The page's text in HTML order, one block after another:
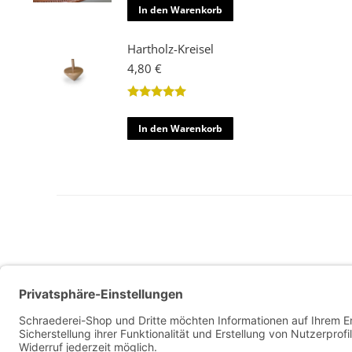
In den Warenkorb
Hartholz-Kreisel
4,80 €
5von 5
In den Warenkorb
Widerrufsbelehrung